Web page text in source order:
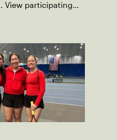
View participating